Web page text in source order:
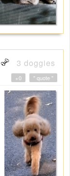
3 doggies
" quote "
+0